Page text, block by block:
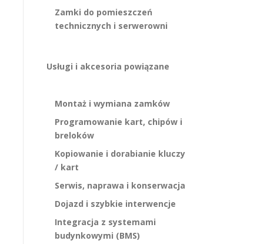
Zamki do pomieszczeń
technicznych i serwerowni
Usługi i akcesoria powiązane
Montaż i wymiana zamków
Programowanie kart, chipów i
breloków
Kopiowanie i dorabianie kluczy
/ kart
Serwis, naprawa i konserwacja
Dojazd i szybkie interwencje
Integracja z systemami
budynkowymi (BMS)